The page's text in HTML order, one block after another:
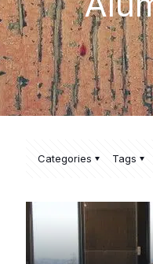
Categories Tags